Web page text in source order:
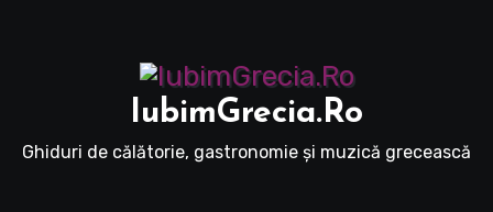
IubimGrecia.Ro
Ghiduri de călătorie, gastronomie și muzică grecească